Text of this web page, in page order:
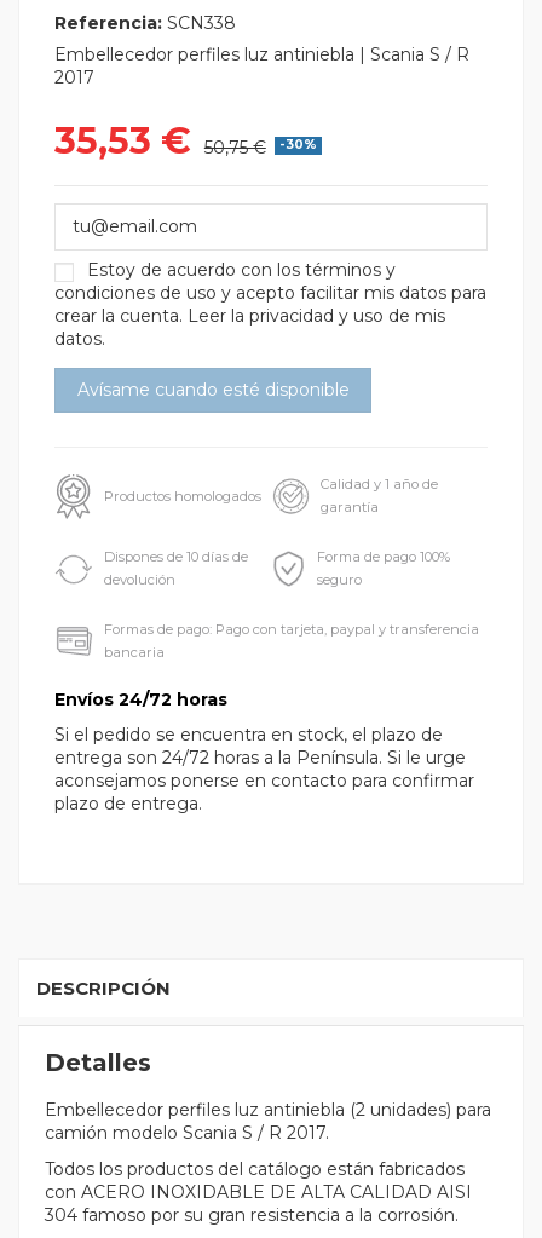
Referencia: SCN338
Embellecedor perfiles luz antiniebla | Scania S / R
2017
35,53 € 50,75 € -30%
Estoy de acuerdo con los términos y
condiciones de uso y acepto facilitar mis datos para
crear la cuenta. Leer la privacidad y uso de mis
datos.
Productos homologados
Calidad y 1 año de
garantía
Dispones de 10 días de
devolución
Forma de pago 100%
seguro
Formas de pago: Pago con tarjeta, paypal y transferencia
bancaria
Envíos 24/72 horas
Si el pedido se encuentra en stock, el plazo de
entrega son 24/72 horas a la Península. Si le urge
aconsejamos ponerse en contacto para confirmar
plazo de entrega.
DESCRIPCIÓN
Detalles
Embellecedor perfiles luz antiniebla (2 unidades) para
camión modelo Scania S / R 2017.
Todos los productos del catálogo están fabricados
con ACERO INOXIDABLE DE ALTA CALIDAD AISI
304 famoso por su gran resistencia a la corrosión.